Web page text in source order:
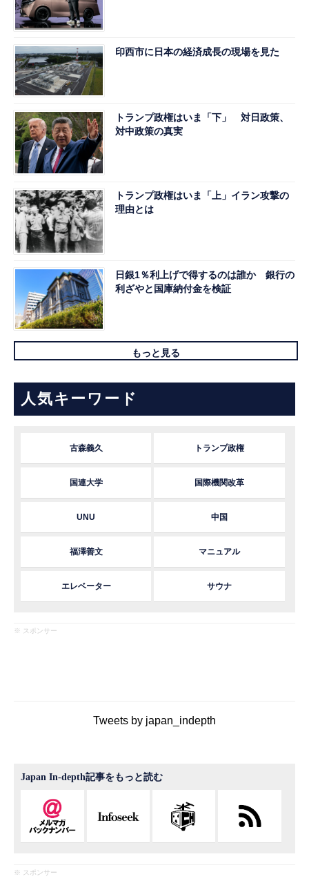
印西市に日本の経済成長の現場を見た
トランプ政権はいま「下」 対日政策、
対中政策の真実
トランプ政権はいま「上」イラン攻撃の
理由とは
日銀1％利上げで得するのは誰か 銀行の
利ざやと国庫納付金を検証
もっと見る
人気キーワード
古森義久 トランプ政権
国連大学 国際機関改革
UNU 中国
福澤善文 マニュアル
エレベーター サウナ
※ スポンサー
Tweets by japan_indepth
Japan In-depth記事をもっと読む
※ スポンサー